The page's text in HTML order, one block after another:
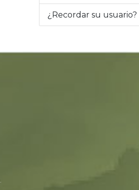
¿Recordar su usuario?